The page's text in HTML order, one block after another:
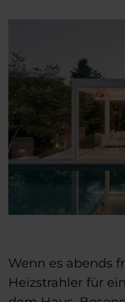
Wenn es abends
Heizstrahler für